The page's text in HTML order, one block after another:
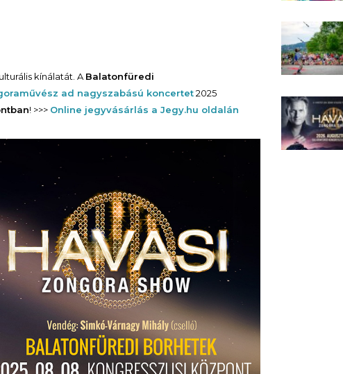
kínálatát. A Balatonfüredi
ad nagyszabású koncertet2025
! >>> Online jegyvásárlás a Jegy.hu oldalán